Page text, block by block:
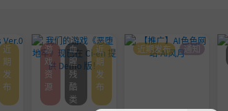
近
期
发
布
游
戏
资
源
血
腥
残
酷
类
近
期
发
布
近期发布 通知